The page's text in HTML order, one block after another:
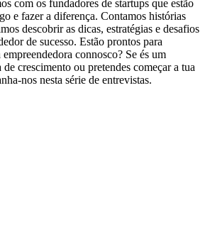
com os fundadores de startups que estão
e fazer a diferença. Contamos histórias
descobrir as dicas, estratégias e desafios
de sucesso. Estão prontos para
connosco? Se és um
crescimento ou pretendes começar a tua
nos nesta série de entrevistas.